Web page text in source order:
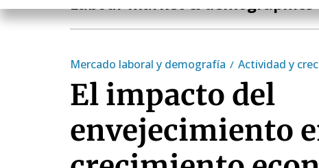
Mercado laboral y demografía Actividad y
El impacto del
envejecimiento